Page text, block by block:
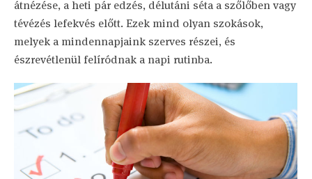
átnézése, a heti pár edzés, délutáni séta a szőlőben vagy
tévézés lefekvés előtt. Ezek mind olyan szokások,
melyek a mindennapjaink szerves részei, és
észrevétlenül felíródnak a napi rutinba.